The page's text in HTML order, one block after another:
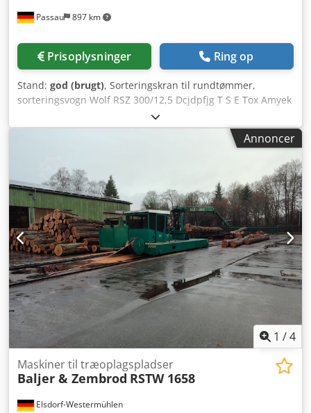
Passau 897 km
Prisoplysninger Ring op
Stand: god (brugt), Sorteringskran til rundtømmer,
sorteringsvogn Wolf RSZ 300/12,5 Dcjdpfjg T S E Tox Amyek
Årgang: 1979 Med kran Jonsereds type: LONG-JON Med
kap-/tværsav Med aflæggerbord Med grab Med skinner
Med kabel Har været i drift indtil for nylig, cylinderen på
også mine andre annoncer. Jeg ser frem til din
henvendelse.
Annoncer
1 /4
Elsdorf-Westermühlen
Maskiner til træoplagspladser
Baljer & Zembrod RSTW 1658